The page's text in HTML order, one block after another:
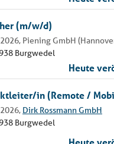
(m/w/d)
Piening GmbH
Burgwedel
Heute
in (Remote /
Dirk Rossmann GmbH
Burgwedel